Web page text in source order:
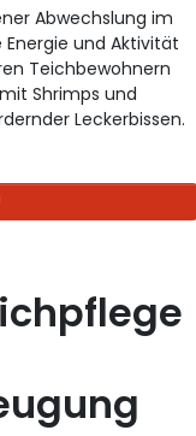
Abwechslung im
und Aktivität
Teichbewohnern
Shrimps und
Leckerbissen.